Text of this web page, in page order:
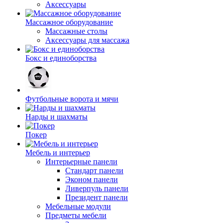
Аксессуары
Массажное оборудование
Массажные столы
Аксессуары для массажа
Бокс и единоборства
Футбольные ворота и мячи
Нарды и шахматы
Покер
Мебель и интерьер
Интерьерные панели
Стандарт панели
Эконом панели
Ливерпуль панели
Президент панели
Мебельные модули
Предметы мебели